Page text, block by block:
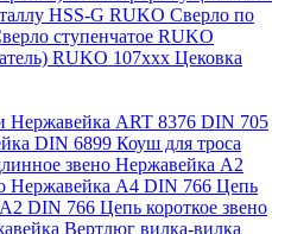
HSS-G RUKO Сверло по
ступенчатое RUKO
RUKO 107xxx Цековка
Нержавейка ART 8376 DIN 705
DIN 6899 Коуш для троса
звено Нержавейка A2
Нержавейка A4 DIN 766 Цепь
DIN 766 Цепь короткое звено
Вертлюг вилка-вилка